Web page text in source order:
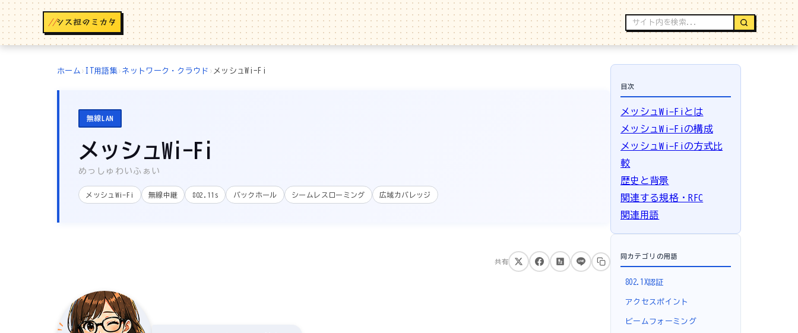
//
ホーム › IT用語集› ネットワーク・クラウド › メッシュWi-Fi
無線LAN
メッシュWi-Fi
めっしゅわいふぁい
メッシュWi-Fi 無線中継 802.11s バックホール シームレスローミング 広域カバレッジ
共有
目次
メッシュWi-Fiとは
メッシュWi-Fiの構成
メッシュWi-Fiの方式比
較
歴史と背景
関連する規格・RFC
関連用語
同カテゴリの用語
802.1X認証
アクセスポイント
ビームフォーミング